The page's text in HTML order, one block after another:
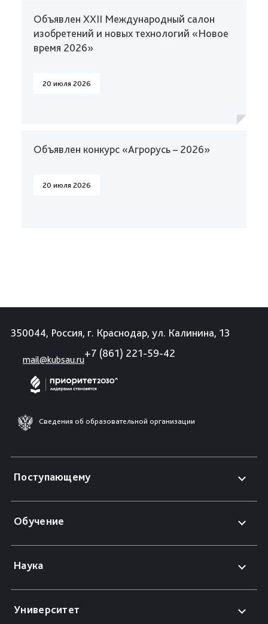
Объявлен XXII Международный салон
изобретений и новых технологий «Новое
время 2026»
20 июля 2026
Объявлен конкурс «Агрорусь – 2026»
20 июля 2026
350044, Россия, г. Краснодар, ул. Калинина, 13
mail@kubsau.ru
+7 (861) 221-59-42
Сведения об образовательной организации
Поступающему
Обучение
Наука
Университет